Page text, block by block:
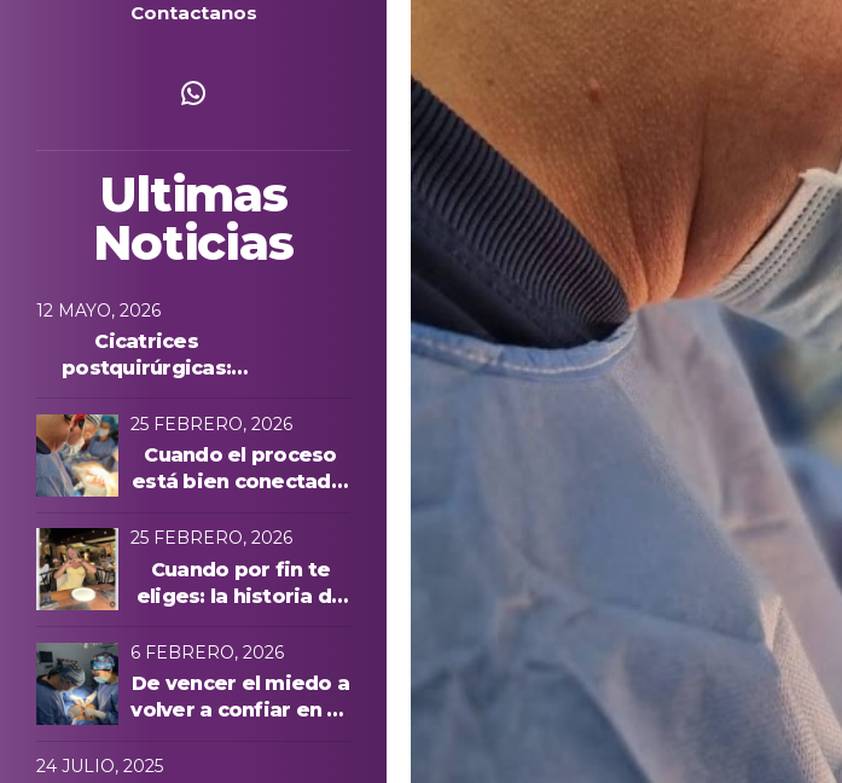
Ultimas
Noticias
12 MAYO, 2026
Cicatrices
postquirúrgicas:
protocolos láser
25 FEBRERO, 2026
Cuando el proceso
está bien conectado,
25 FEBRERO, 2026
Cuando por fin te
eliges: la historia de
experiencia cuidada
de principio a fin
6 FEBRERO, 2026
De vencer el miedo a
volver a confiar en su
24 JULIO, 2025
Contactanos